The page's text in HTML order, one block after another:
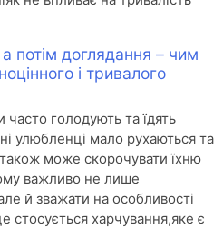
потім доглядання – чим
і тривалого
часто голодують та їдять
улюбленці мало рухаються та
може скорочувати їхню
важливо не лише
й зважати на особливості
стосується харчування,яке є